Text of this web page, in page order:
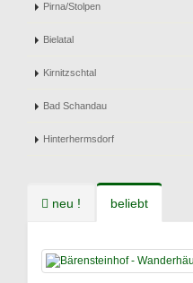
Pirna/Stolpen
Bielatal
Kirnitzschtal
Bad Schandau
Hinterhermsdorf
neu ! beliebt